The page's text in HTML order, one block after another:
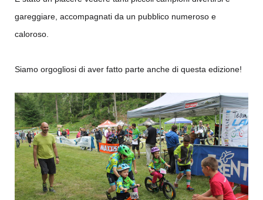
gareggiare, accompagnati da un pubblico numeroso e
caloroso.
Siamo orgogliosi di aver fatto parte anche di questa edizione!